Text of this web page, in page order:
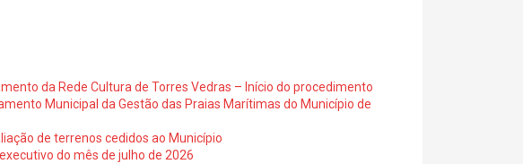
da Rede Cultura de Torres Vedras – Início do procedimento
Municipal da Gestão das Praias Marítimas do Município de
de terrenos cedidos ao Município
do mês de julho de 2026